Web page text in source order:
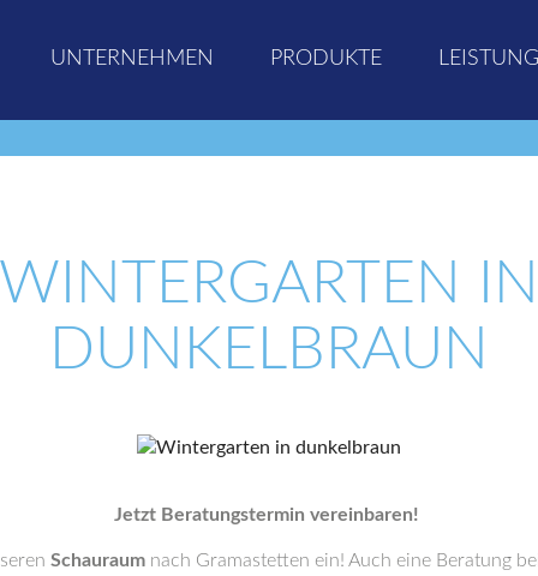
UNTERNEHMEN PRODUKTE
WINTERGARTEN IN
DUNKELBRAUN
Jetzt Beratungstermin vereinbaren!
Schauraumnach Gramastetten ein! Auch eine Beratung